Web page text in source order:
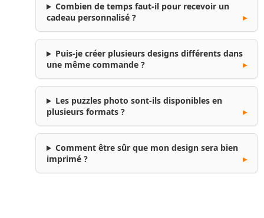
Combien de temps faut-il pour recevoir un
cadeau personnalisé ?
Puis-je créer plusieurs designs différents dans
une même commande ?
Les puzzles photo sont-ils disponibles en
plusieurs formats ?
Comment être sûr que mon design sera bien
imprimé ?